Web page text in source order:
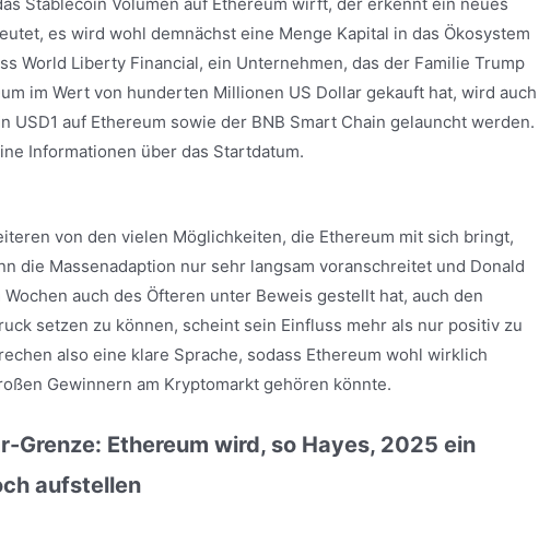
es wird wohl demnächst eine Menge Kapital in das Ökosystem
World Liberty Financial, ein Unternehmen, das der Familie Trump
im Wert von hunderten Millionen US Dollar gekauft hat, wird auch
USD1 auf Ethereum sowie der BNB Smart Chain gelauncht werden.
Informationen über das Startdatum.
von den vielen Möglichkeiten, die Ethereum mit sich bringt,
die Massenadaption nur sehr langsam voranschreitet und Donald
auch des Öfteren unter Beweis gestellt hat, auch den
setzen zu können, scheint sein Einfluss mehr als nur positiv zu
also eine klare Sprache, sodass Ethereum wohl wirklich
Gewinnern am Kryptomarkt gehören könnte.
Grenze: Ethereum wird, so Hayes, 2025 ein
aufstellen